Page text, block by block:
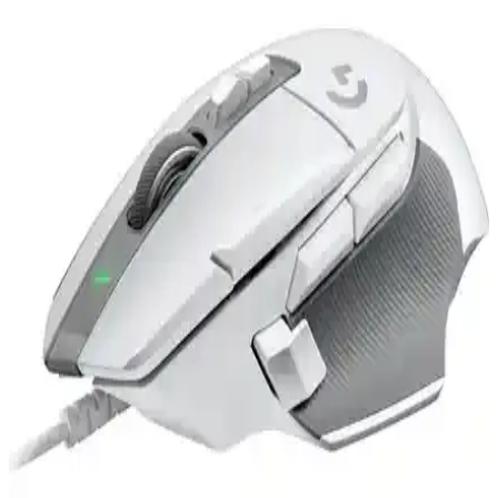
Logitech G413 SE TKL, dayanıklı alüminyum yüzeyi ve Romer-G
anahtarlarıyla hem oyun hem de günlük kullanım için ideal,
kompakt ve şık bir mekanik klavyedir.
Logitech Klavye Çeşitleri ve Özellikleriyle Elektronik
Dünyasında Öne Çıkıyor
Logitech klavyeleri, kablosuz, mekanik, ergonomik ve portatif
modelleriyle kullanıcılara yüksek performans ve güvenilirlik sunar.
Geniş ürün yelpazesi, kullanıcı dostu tasarımıyla teknoloji
dünyasında öne çıkar.
Logitech G502 X Lightspeed Kablosuz Oyun ve
Günlük Kullanım Mouse'u
Logitech G502 X Lightspeed, yüksek hassasiyet ve stabil kablosuz
bağlantı sağlayan ergonomik tasarımlı bir oyun ve günlük kullanım
mouse'udur.
Logitech Kablosuz Klavye ve Fare Setleri: Ergonomi
ve Performans Özellikleri